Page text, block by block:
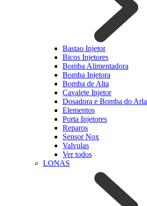
Bastao Injetor
Bicos Injetores
Bomba Alimentadora
Bomba Injetora
Bomba de Alta
Cavalete Injetor
Dosadora e Bomba do Arla
Elementos
Porta Injetores
Reparos
Sensor Nox
Valvulas
Ver todos
LONAS